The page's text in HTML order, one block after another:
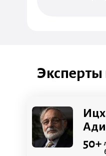
Эксперты
50+